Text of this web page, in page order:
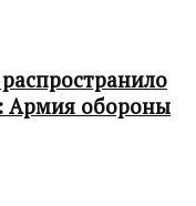
Армия обороны